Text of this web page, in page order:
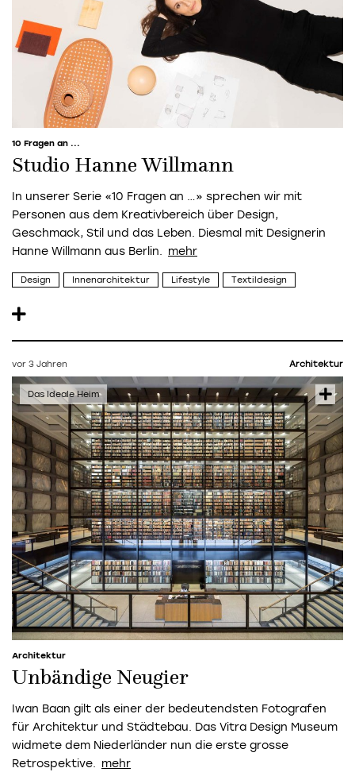
10 Fragen an ...
Studio Hanne Willmann
In unserer Serie «10 Fragen an …» sprechen wir mit
Personen aus dem Kreativbereich über Design,
Geschmack, Stil und das Leben. Diesmal mit Designerin
Hanne Willmann aus Berlin.
Design Innenarchitektur Lifestyle Textildesign
vor 3 Jahren Architektur
Architektur
Unbändige Neugier
Iwan Baan gilt als einer der bedeutendsten Fotografen
für Architektur und Städtebau. Das Vitra Design Museum
widmete dem Niederländer nun die erste grosse
Retrospektive.